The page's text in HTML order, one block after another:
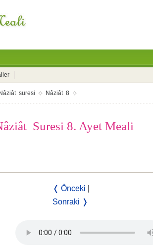
Nâziât suresi Nâziât 8
Suresi 8. Ayet Meali
❬ Önceki
Sonraki ❭